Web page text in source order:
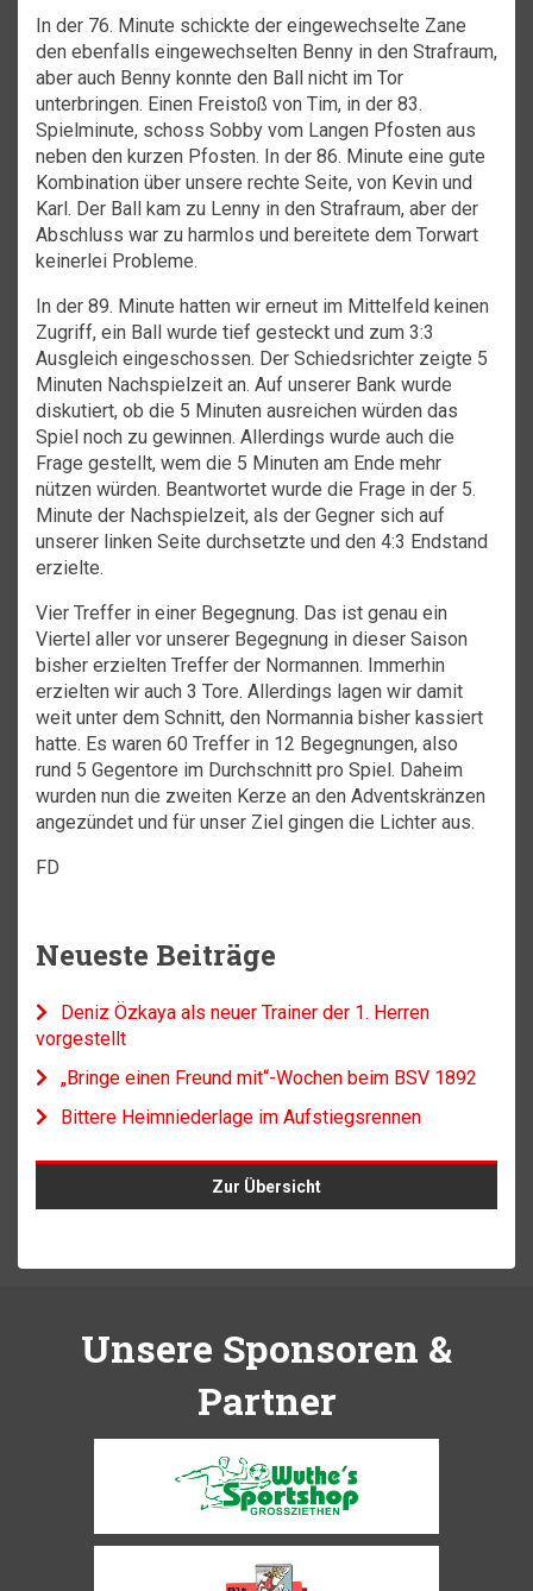
In der 76. Minute schickte der eingewechselte Zane
den ebenfalls eingewechselten Benny in den Strafraum,
aber auch Benny konnte den Ball nicht im Tor
unterbringen. Einen Freistoß von Tim, in der 83.
Spielminute, schoss Sobby vom Langen Pfosten aus
neben den kurzen Pfosten. In der 86. Minute eine gute
Kombination über unsere rechte Seite, von Kevin und
Karl. Der Ball kam zu Lenny in den Strafraum, aber der
Abschluss war zu harmlos und bereitete dem Torwart
keinerlei Probleme.
In der 89. Minute hatten wir erneut im Mittelfeld keinen
Zugriff, ein Ball wurde tief gesteckt und zum 3:3
Ausgleich eingeschossen. Der Schiedsrichter zeigte 5
Minuten Nachspielzeit an. Auf unserer Bank wurde
diskutiert, ob die 5 Minuten ausreichen würden das
Spiel noch zu gewinnen. Allerdings wurde auch die
Frage gestellt, wem die 5 Minuten am Ende mehr
nützen würden. Beantwortet wurde die Frage in der 5.
Minute der Nachspielzeit, als der Gegner sich auf
unserer linken Seite durchsetzte und den 4:3 Endstand
erzielte.
Vier Treffer in einer Begegnung. Das ist genau ein
Viertel aller vor unserer Begegnung in dieser Saison
bisher erzielten Treffer der Normannen. Immerhin
erzielten wir auch 3 Tore. Allerdings lagen wir damit
weit unter dem Schnitt, den Normannia bisher kassiert
hatte. Es waren 60 Treffer in 12 Begegnungen, also
rund 5 Gegentore im Durchschnitt pro Spiel. Daheim
wurden nun die zweiten Kerze an den Adventskränzen
angezündet und für unser Ziel gingen die Lichter aus.
FD
Neueste Beiträge
Deniz Özkaya als neuer Trainer der 1. Herren
vorgestellt
„Bringe einen Freund mit“-Wochen beim BSV 1892
Bittere Heimniederlage im Aufstiegsrennen
Zur Übersicht
Unsere Sponsoren &
Partner